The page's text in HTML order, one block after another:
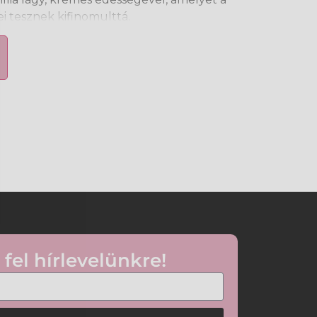
tesznek kifinomulttá.
textúra
Használja szükség szerint a nap
fel hírlevelünkre!